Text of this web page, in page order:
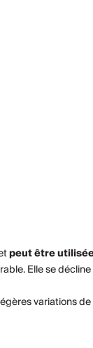
peut être
Elle se
variations